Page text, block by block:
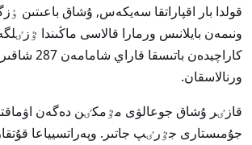
قولدا بار اقپاراتقا سەيكەس, ۇشاق باعىتىن
ونىمەن بايلانىس ورمارا قالاسى ماڭىندا
كاراچيدەن
ورنالاسقان.
قازٸر ۇشاق جوعالۋى مٷمكٸن دەگەن
جۇمىستارى جٷرٸپ جاتىر. وپەراتسيياعا